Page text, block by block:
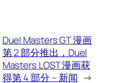
Duel Masters GT 漫画
第 2 部分推出，Duel
Masters LOST 漫画获
得第 4 部分 – 新闻 →